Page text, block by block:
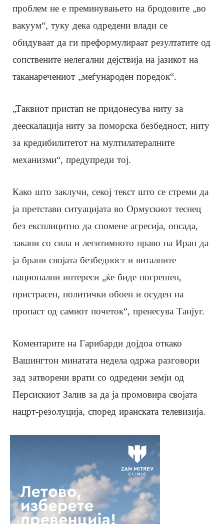
проблем не е преминувањето на бродовите „во
вакуум“, туку дека одредени влади се
обидуваат да ги преформулираат резултатите од
сопствените нелегални дејствија на јазикот на
таканаречениот „меѓународен поредок“.
„Таквиот пристап не придонесува ниту за
деескалација ниту за поморска безбедност, ниту
за кредибилитетот на мултилатералните
механизми“, предупреди тој.
Како што заклучи, секој текст што се стреми да
ја претстави ситуацијата во Ормускиот теснец
без експлицитно да спомене агресија, опсада,
закани со сила и легитимното право на Иран да
ја брани својата безбедност и виталните
национални интереси „ќе биде погрешен,
пристрасен, политички обоен и осуден на
пропаст од самиот почеток“, пренесува Танјуг.
Коментарите на Гарибарди дојдоа откако
Вашингтон минатата недела одржа разговори
зад затворени врати со одредени земји од
Персискиот Залив за да ја промовира својата
нацрт-резолуција, според иранската телевизија.